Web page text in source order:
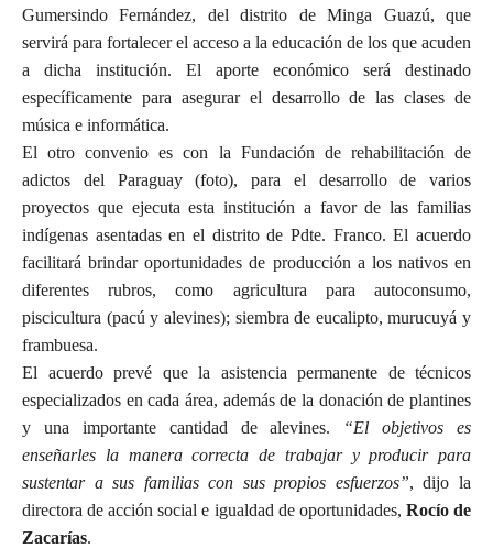
Gumersindo Fernández, del distrito de Minga Guazú, que
servirá para fortalecer el acceso a la educación de los que acuden
a dicha institución. El aporte económico será destinado
específicamente para asegurar el desarrollo de las clases de
música e informática.
El otro convenio es con la Fundación de rehabilitación de
adictos del Paraguay (foto), para el desarrollo de varios
proyectos que ejecuta esta institución a favor de las familias
indígenas asentadas en el distrito de Pdte. Franco. El acuerdo
facilitará brindar oportunidades de producción a los nativos en
diferentes rubros, como agricultura para autoconsumo,
piscicultura (pacú y alevines); siembra de eucalipto, murucuyá y
frambuesa.
El acuerdo prevé que la asistencia permanente de técnicos
especializados en cada área, además de la donación de plantines
y una importante cantidad de alevines.
“El objetivos es
enseñarles la manera correcta de trabajar y producir para
sustentar a sus familias con sus propios esfuerzos”, dijo la
directora de acción social e igualdad de oportunidades, Rocío de
Zacarías.